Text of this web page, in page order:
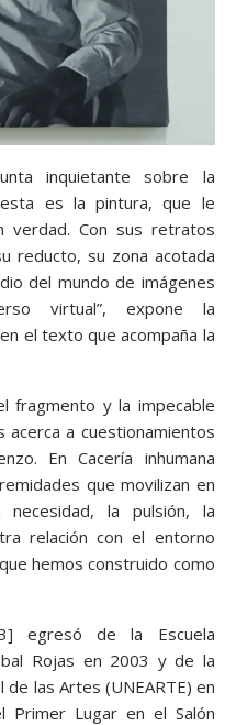
inquietante sobre la
es la pintura, que le
verdad. Con sus retratos
reducto, su zona acotada
del mundo de imágenes
virtual”, expone la
el texto que acompaña la
fragmento y la impecable
a cuestionamientos
En Cacería inhumana
que movilizan en
la pulsión, la
relación con el entorno
hemos construido como
egresó de la Escuela
Rojas en 2003 y de la
las Artes (UNEARTE) en
Lugar en el Salón